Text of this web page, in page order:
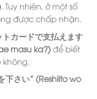
. Tuy nhiên, ở một số
được chấp nhận.
トカードで支払えます
masu ka?)để biết
下さい” (Reshiito wo